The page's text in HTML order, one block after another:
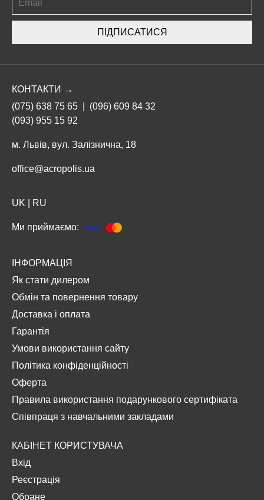
ПІДПИСАТИСЯ
КОНТАКТИ →
(075) 638 75 65
(096) 609 84 32
(093) 955 15 92
м. Львів, вул. Залізнична, 18
office@acropolis.ua
UK RU
Ми приймаємо:
ІНФОРМАЦІЯ
Як стати дилером
Обмін та повернення товару
Доставка і оплата
Гарантія
Умови використання сайту
Політика конфіденційності
Оферта
Правила використання подарункового сертифіката
Співпраця з навчальними закладами
КАБІНЕТ КОРИСТУВАЧА
Вхід
Реєстрація
Обране